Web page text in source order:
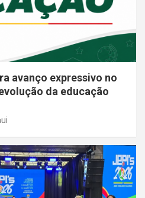
avanço expressivo no
da educação